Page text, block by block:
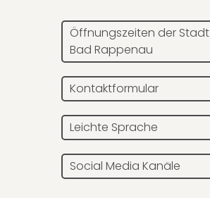
Öffnungszeiten der Stadt
Bad Rappenau
Kontaktformular
Leichte Sprache
Social Media Kanäle